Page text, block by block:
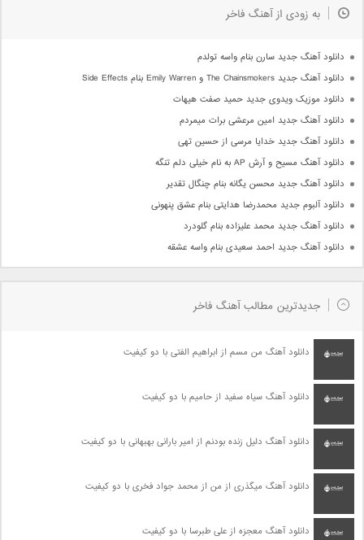
به زودی از آهنگ فاخر
دانلود آهنگ جدید سارن بنام واسه تولدم
دانلود آهنگ جدید The Chainsmokers و Emily Warren بنام Side Effects
دانلود موزیک ویدوی جدید حمید صفت هیهات
دانلود آهنگ جدید امین مرعشی برات میمردم
دانلود آهنگ جدید خدایا مرسی از حسین تهی
دانلود آهنگ مسیح و آرش AP به نام خیلی دلم تنگه
دانلود آهنگ جدید محسن یگانه بنام چنگال تقدیر
دانلود آلبوم جدید محمدرضا هدایتی بنام عشق پنهونی
دانلود آهنگ جدید محمد علیزاده بنام گلودرد
دانلود آهنگ جدید احمد سعیدی بنام واسه عشقه
جدیدترین مطالب آهنگ فاخر
دانلود آهنگ من مسم از ابراهیم الفتی با دو کیفیت
دانلود آهنگ سیاه سفید از حامیم با دو کیفیت
دانلود آهنگ دلیل زنده بودنم از امیر بارانی بهبهانی با دو کیفیت
دانلود آهنگ میگذری از من از محمد جواد فخری با دو کیفیت
دانلود آهنگ معجزه از علی طبرسا با دو کیفیت